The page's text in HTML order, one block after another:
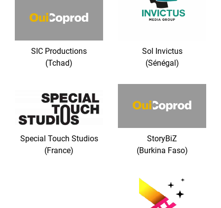
SIC Productions
(Tchad)
Sol Invictus
(Sénégal)
Special Touch Studios
(France)
StoryBiZ
(Burkina Faso)